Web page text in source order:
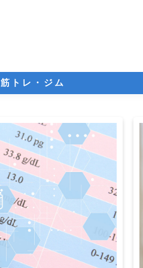
筋トレ・ジム